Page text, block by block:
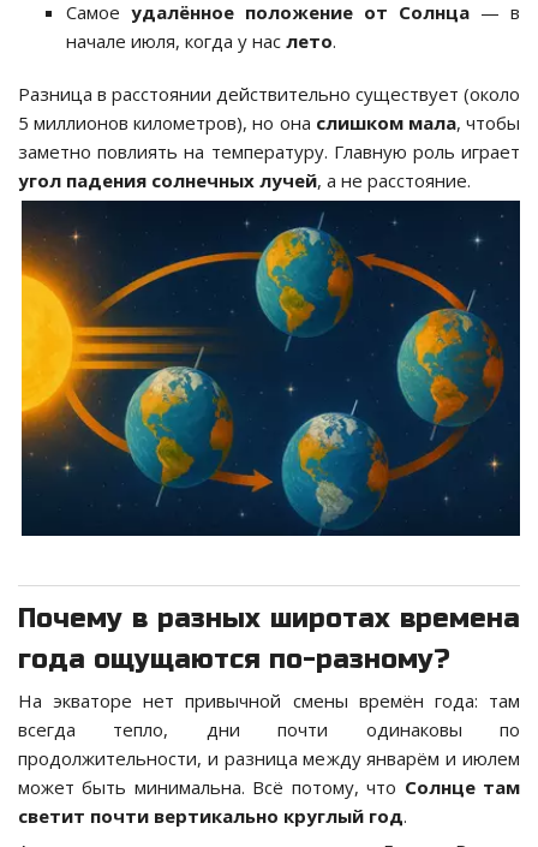
Самое удалённое положение от Солнца — в
начале июля, когда у нас лето.
Разница в расстоянии действительно существует (около
5 миллионов километров), но она слишком мала, чтобы
заметно повлиять на температуру. Главную роль играет
угол падения солнечных лучей, а не расстояние.
Почему в разных широтах времена
года ощущаются по-разному?
На экваторе нет привычной смены времён года: там
всегда тепло, дни почти одинаковы по
продолжительности, и разница между январём и июлем
может быть минимальна. Всё потому, что Солнце там
светит почти вертикально круглый год.